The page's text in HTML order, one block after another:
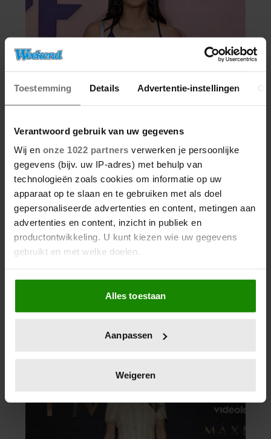
Toestemming Details Advertentie-instellingen
Verantwoord gebruik van uw gegevens
Wij en onze 1022 partners verwerken je persoonlijke
gegevens (bijv. uw IP-adres) met behulp van
technologieën zoals cookies om informatie op uw
apparaat op te slaan en te gebruiken met als doel
gepersonaliseerde advertenties en content, metingen aan
advertenties en content, inzicht in publiek en
productontwikkeling. U kunt kiezen wie uw gegevens
gebruikt en met welke doelen.
Als u het toestaat, willen we ook graag:
Informatie verzamelen over uw geografische
locatie, die tot een paar meter nauwkeurig kan zijn
scannen op specifieke eigenschappen (fingerprinting)
verwerkt en stel uw voorkeuren in het
intrekken in de Cookieverklaring.
We gebruiken cookies om content en advertenties te
Alles toestaan
Aanpassen
Weigeren